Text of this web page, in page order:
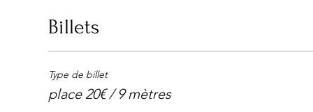
Billets
Type de billet
place 20€ / 9 mètres